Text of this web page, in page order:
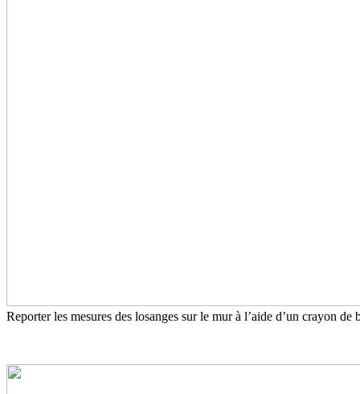
Reporter les mesures des losanges sur le mur à l’aide d’un crayon de